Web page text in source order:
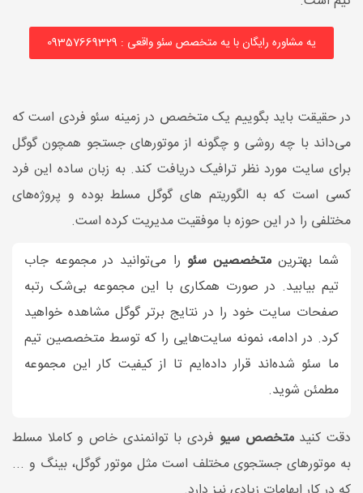
یه مشاوره رایگان با یه متخصص سئو واقعی : 09357669329
در حقیقت باید بگوییم یک متخصص در زمینه سئو فردی است که
می‌داند با چه روشی و چگونه از موتورهای جستجو همچون گوگل
برای سایت مورد نظر ترافیک دریافت کند. به زبان ساده این فرد
کسی است که به الگوریتم های گوگل مسلط بوده و پروژه‌های
مختلفی را در این حوزه با موفقیت مدیریت کرده است.
شما بهترینمتخصصین سئو را می‌توانید در مجموعه جاب
تیم بیابید. در صورت همکاری با این مجموعه بی‌شک رتبه‌
صفحات سایت خود را در نتایج برتر گوگل مشاهده خواهید
کرد. در ادامه، نمونه سایت‌هایی را که توسط متخصصین تیم
ما سئو شده‌اند قرار داده‌ایم تا از کیفیت کار این مجموعه
مطمئن شوید.
دقت کنیدمتخصص سيو فردی با توانمندی خاص و کاملا مسلط
به موتورهای جستجوی مختلف است مثل موتور گوگل، بینگ و ...